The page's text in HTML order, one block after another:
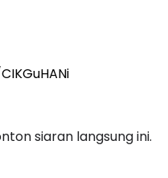
siaran langsung ini.